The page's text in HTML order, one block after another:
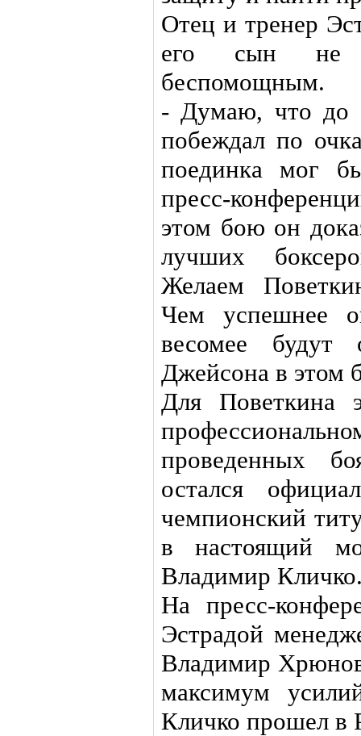
Отец и тренер
его сын не
беспомощным.
- Думаю, что до
побеждал по
поединка мог
пресс-
этом бою он
лучших
Желаем
Чем успешнее
весомее будут
Джейсона в этом
Для Поветкина
проведенных
остался
чемпионский
в настоящий
Владимир
На пресс-
Эстрадой
Владимир
максимум
Кличко прошел в